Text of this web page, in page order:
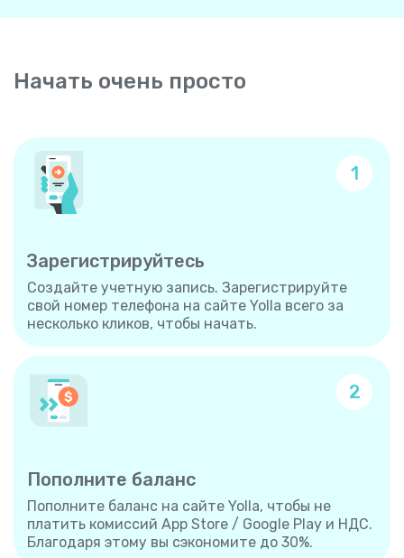
Начать очень просто
1
Зарегистрируйтесь
Создайте учетную запись. Зарегистрируйте
свой номер телефона на сайте Yolla всего за
несколько кликов, чтобы начать.
2
Пополните баланс
Пополните баланс на сайте Yolla, чтобы не
платить комиссий App Store / Google Play и НДС.
Благодаря этому вы сэкономите до 30%.